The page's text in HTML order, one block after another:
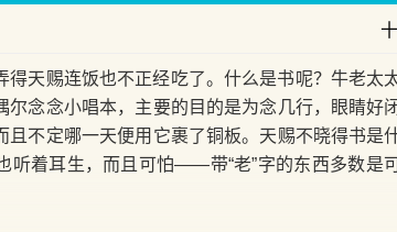
赐连饭也不正经吃了。什么是书呢？牛老太
尔念念小唱本，主要的目的是为念几行，眼睛好
不定哪一天便用它裹了铜板。天赐不晓得书是
听着耳生，而且可怕——带“老”字的东西多数是